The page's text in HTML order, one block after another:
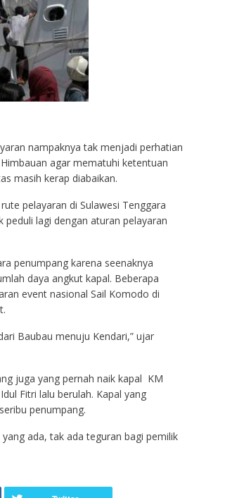
nampaknya tak menjadi perhatian
agar mematuhi ketentuan
masih kerap diabaikan.
pelayaran di Sulawesi Tenggara
lagi dengan aturan pelayaran
penumpang karena seenaknya
daya angkut kapal. Beberapa
event nasional Sail Komodo di
Baubau menuju Kendari,” ujar
juga yang pernah naik kapal KM
Fitri lalu berulah. Kapal yang
penumpang.
ada, tak ada teguran bagi pemilik